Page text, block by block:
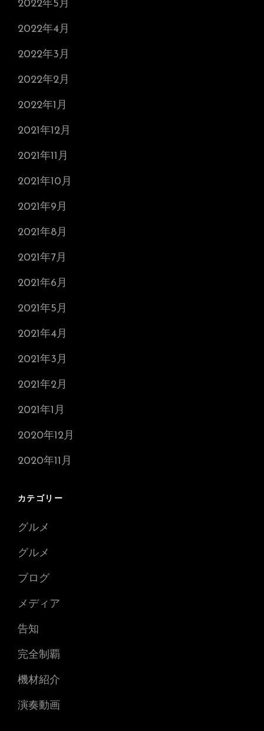
2022年5月
2022年4月
2022年3月
2022年2月
2022年1月
2021年12月
2021年11月
2021年10月
2021年9月
2021年8月
2021年7月
2021年6月
2021年5月
2021年4月
2021年3月
2021年2月
2021年1月
2020年12月
2020年11月
カテゴリー
グルメ
グルメ
ブログ
メディア
告知
完全制覇
機材紹介
演奏動画